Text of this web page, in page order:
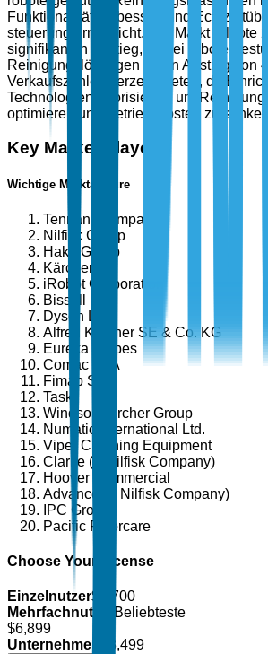
Funktionalität verbessert und
steuerung ermöglicht. Der Markt erlebte
signifikanten Anstieg, wobei
Reinigungslösungen einen Anstieg von
Verkaufszahlen verzeichneten, da
Technologien priorisieren, um
optimieren und Betriebskosten zu senken.
Key Market Players
Wichtige Marktakteure
Tennant Company
Nilfisk Group
Hako Group
Kärcher
iRobot Corporation
Bissell Inc.
Dyson Ltd.
Alfred Kärcher SE & Co. KG
Eureka Forbes
Comac SpA
Fimap SpA
Taski
Windsor Kärcher Group
Numatic International Ltd.
Viper Cleaning Equipment
Clarke (A Nilfisk Company)
Hoover Commercial
Advance (A Nilfisk Company)
IPC Group
Pacific Floorcare
Choose Your License
Einzelnutzer$
4,700
Mehrfachnutzer
Beliebteste
$6,899
Unternehmen
8,499